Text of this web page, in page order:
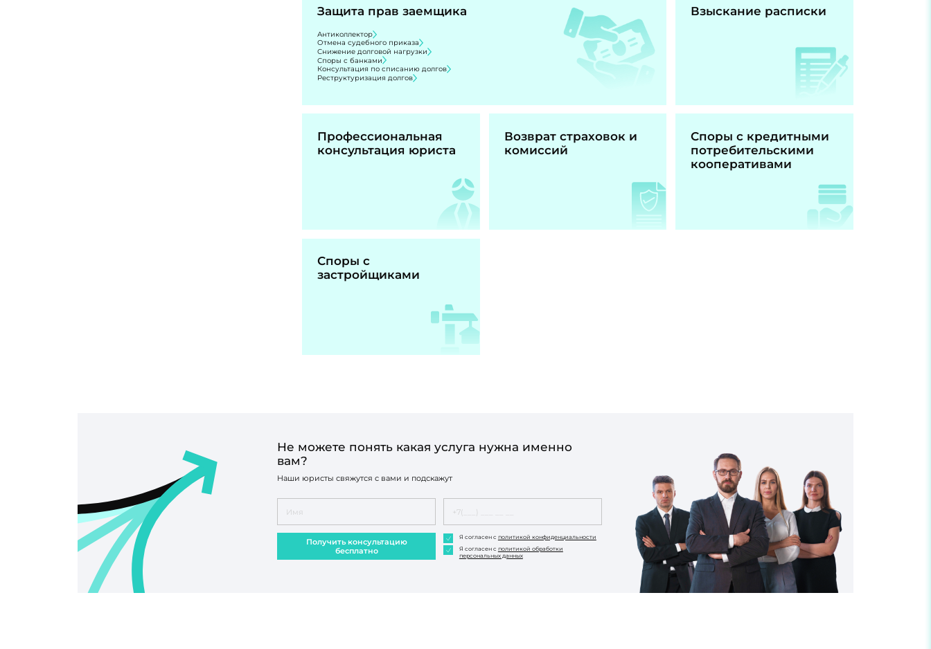
Защита прав заемщика
Антиколлектор
Отмена судебного приказа
Снижение долговой нагрузки
Споры с банками
Консультация по списанию долгов
Реструктуризация долгов
Взыскание расписки
Профессиональная
консультация юриста
Возврат страховок и
комиссий
Споры с кредитными
потребительскими
кооперативами
Споры с
застройщиками
Не можете понять какая услуга нужна именно
вам?
Наши юристы свяжутся с вами и подскажут
Получить консультацию
бесплатно
Я согласен с политикой конфиденциальности
Я согласен с политикой обработки
персональных данных